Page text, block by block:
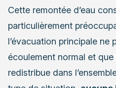
Cette remontée d’eau
particulièrement
l’évacuation principale ne
écoulement normal et
redistribue dans